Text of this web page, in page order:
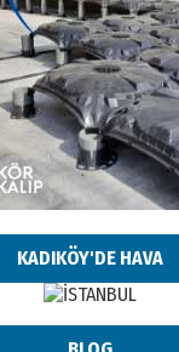
KADIKÖY'DE HAVA